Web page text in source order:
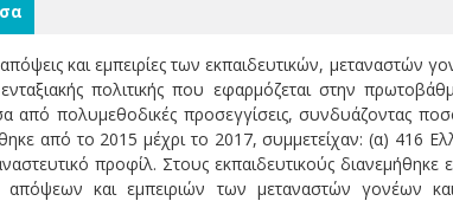
και εμπειρίες των εκπαιδευτικών, μεταναστών
πολιτικής που εφαρμόζεται στην
από πολυμεθοδικές προσεγγίσεις, συνδυάζοντας
από το 2015 μέχρι το 2017, συμμετείχαν: (α) 416
προφίλ. Στους εκπαιδευτικούς διανεμήθηκε
και εμπειριών των μεταναστών γονέων